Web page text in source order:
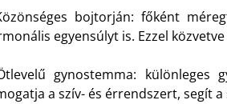
bojtorján: főként
egyensúlyt is. Ezzel
gynostemma: különleges
a szív- és érrendszert, segít